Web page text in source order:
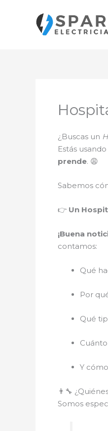
contenido
¿Buscas un
Estás
prende. 😩
Sabemos
👉 Un
¡Buena
contamos:
Qué
Por
Qué
Y
👨‍🔧
Somos